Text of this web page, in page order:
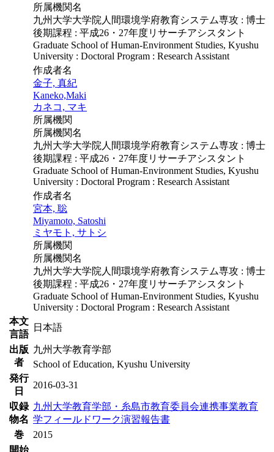
所属機関名
九州大学大学院人間環境学府教育システム専攻 : 博士
後期課程 : 平成26・27年度リサーチアシスタント
Graduate School of Human-Environment Studies, Kyushu
University : Doctoral Program : Research Assistant
作成者名
金子, 真紀
Kaneko,Maki
カネコ, マキ
所属機関
所属機関名
九州大学大学院人間環境学府教育システム専攻 : 博士
後期課程 : 平成26・27年度リサーチアシスタント
Graduate School of Human-Environment Studies, Kyushu
University : Doctoral Program : Research Assistant
作成者名
宮本, 聡
Miyamoto, Satoshi
ミヤモト, サトシ
所属機関
所属機関名
九州大学大学院人間環境学府教育システム専攻 : 博士
後期課程 : 平成26・27年度リサーチアシスタント
Graduate School of Human-Environment Studies, Kyushu
University : Doctoral Program : Research Assistant
本文
言語
日本語
出版
者
九州大学教育学部
School of Education, Kyushu University
発行
日
2016-03-31
収録
物名
九州大学教育学部・糸島市教育委員会連携事業教育
学フィールドワーク演習報告書
巻
2015
開始